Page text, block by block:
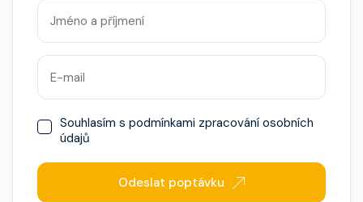
Souhlasím s podmínkami zpracování osobních
údajů
Odeslat poptávku